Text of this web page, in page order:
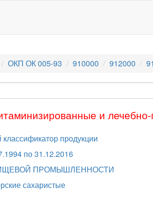
ОКП ОК 005-93 910000 912000
и лечебно-
продукции
по 31.12.2016
ПРОМЫШЛЕННОСТИ
сахаристые